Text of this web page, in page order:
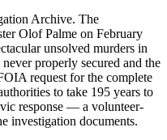
Archive. The
Olof Palme on February
unsolved murders in
properly secured and the
request for the complete
to take 195 years to
response — a volunteer-
investigation documents.